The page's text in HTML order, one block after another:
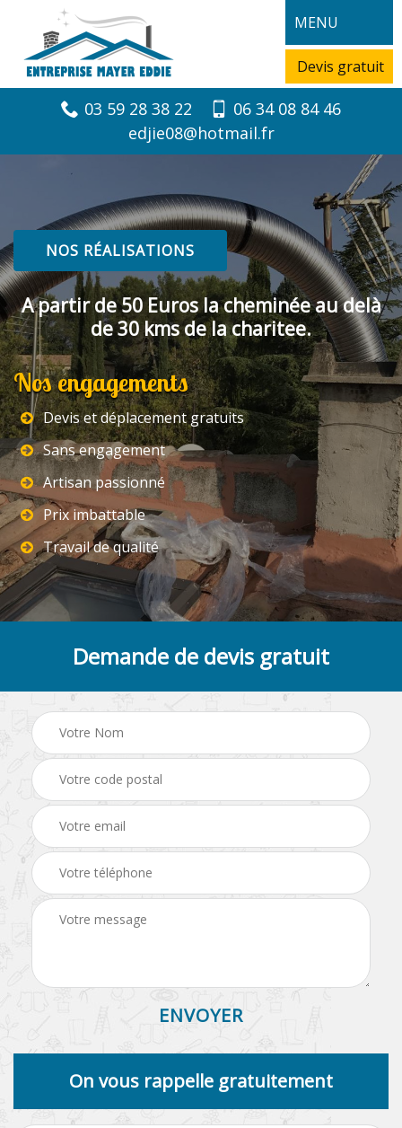
MENU
Devis gratuit
03 59 28 38 22
06 34 08 84 46
edjie08@hotmail.fr
NOS RÉALISATIONS
A partir de 50 Euros la cheminée au delà
de 30 kms de la charitee.
Nos engagements
Devis et déplacement gratuits
Sans engagement
Artisan passionné
Prix imbattable
Travail de qualité
Demande de devis gratuit
On vous rappelle gratuitement